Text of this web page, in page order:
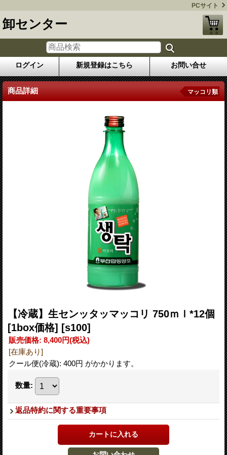
PCサイト
卸センター
ログイン 新規登録はこちら お問い合せ
商品詳細 マッコリ類
【冷蔵】生センッタッマッコリ 750ｍｌ*12個
[1box価格] [s100]
販売価格: 8,400円(税込)
[在庫あり]
クール便(冷蔵): 400円 がかかります。
数量:
返品特約に関する重要事項